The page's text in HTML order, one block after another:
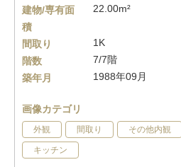
建物/専有面
積
22.00m²
間取り
1K
階数
7/7階
築年月
1988年09月
画像カテゴリ
外観 間取り その他内観
キッチン